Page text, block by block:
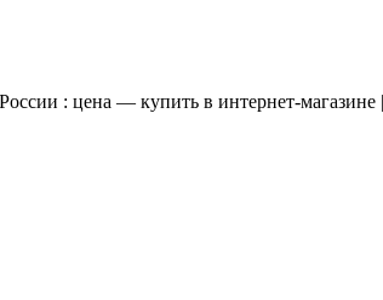
: цена — купить в интернет-магазине